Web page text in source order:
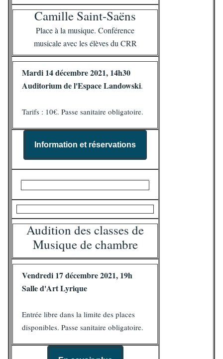
Camille Saint-Saëns
Place à la musique. Conférence
musicale avec les élèves du CRR
Mardi 14 décembre 2021, 14h30
Auditorium de l'Espace Landowski.
Tarifs : 10€. Passe sanitaire obligatoire.
Information et réservations
Audition des classes de
Musique de chambre
Vendredi 17 décembre 2021, 19h
Salle d'Art Lyrique
Entrée libre dans la limite des places
disponibles. Passe sanitaire obligatoire.